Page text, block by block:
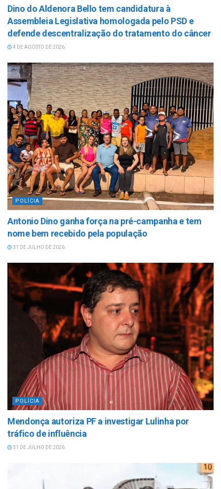
Dino do Aldenora Bello tem candidatura à
Assembleia Legislativa homologada pelo PSD e
defende descentralização do tratamento do câncer
4 DE AGOSTO DE 2026
POLÍCIA
Antonio Dino ganha força na pré-campanha e tem
nome bem recebido pela população
31 DE JULHO DE 2026
POLÍCIA
Mendonça autoriza PF a investigar Lulinha por
tráfico de influência
31 DE JULHO DE 2026